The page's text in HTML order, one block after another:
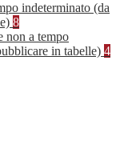
indeterminato (da
8
non a tempo
in tabelle) 4